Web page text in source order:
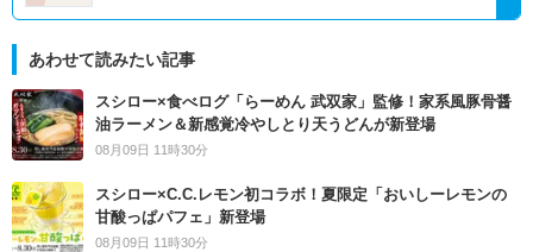
あわせて読みたい記事
スシロー×食べログ「らーめん 武双家」監修！家系風豚骨醤
油ラーメン＆新感覚冷やしとり天うどんが新登場
08月09日 11時30分
スシロー×C.C.レモン初コラボ！夏限定「おいしーレモンの
甘酸っぱパフェ」新登場
08月09日 11時30分